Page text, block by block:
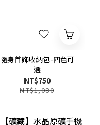
隨身首飾收納包-四色可
選
NT$750
NT$1,080